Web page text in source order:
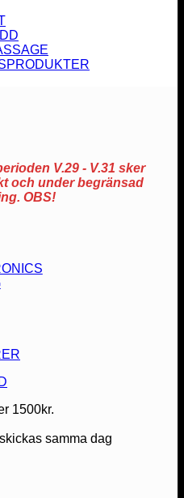
V.29 - V.31 sker
och under begränsad
OBS!
1500kr.
samma dag